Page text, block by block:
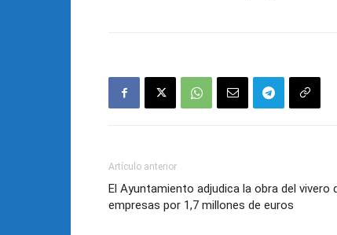
Artículo anterior
El Ayuntamiento adjudica la obra del vivero
empresas por 1,7 millones de euros